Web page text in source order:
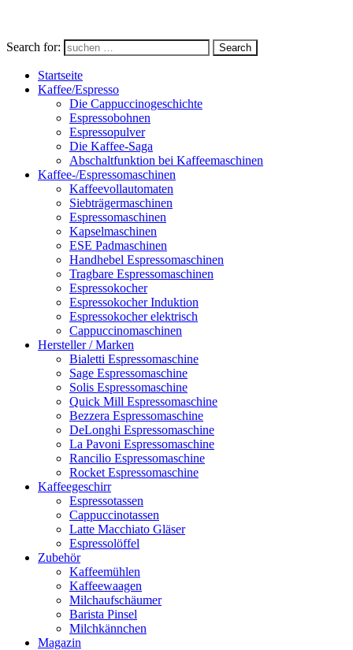
Search for: Search
Startseite
Kaffee/Espresso
Die Cappuccinogeschichte
Espressobohnen
Espressopulver
Die Kaffee-Saga
Abschaltfunktion bei Kaffeemaschinen
Kaffee-/Espressomaschinen
Kaffeevollautomaten
Siebträgermaschinen
Espressomaschinen
Kapselmaschinen
ESE Padmaschinen
Handhebel Espressomaschinen
Tragbare Espressomaschinen
Espressokocher
Espressokocher Induktion
Espressokocher elektrisch
Cappuccinomaschinen
Hersteller / Marken
Bialetti Espressomaschine
Sage Espressomaschine
Solis Espressomaschine
Quick Mill Espressomaschine
Bezzera Espressomaschine
DeLonghi Espressomaschine
La Pavoni Espressomaschine
Rancilio Espressomaschine
Rocket Espressomaschine
Kaffeegeschirr
Espressotassen
Cappuccinotassen
Latte Macchiato Gläser
Espressolöffel
Zubehör
Kaffeemühlen
Kaffeewaagen
Milchaufschäumer
Barista Pinsel
Milchkännchen
Magazin